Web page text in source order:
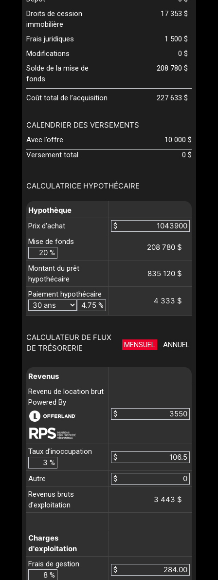
CALCULATRICE HYPOTHÉCAIRE
Hypothèque
Prix d'achat
$
Mise de fonds
%
208 780 $
Montant du prêt
hypothécaire
835 120 $
Paiement hypothécaire
%
4 333 $
CALCULATEUR DE FLUX
DE TRÉSORERIE
MENSUEL ANNUEL
Revenus
Revenu de location brut
Powered By
$
Taux d'inoccupation
%
$
Autre
$
Revenus bruts
d'exploitation
3 443 $
Charges
d'exploitation
Frais de gestion
%
$
Droits de cession
immobilière
17 353 $
Frais juridiques
1 500 $
Modifications
0 $
Solde de la mise de
fonds
208 780 $
Coût total de l’acquisition 227 633 $
CALENDRIER DES VERSEMENTS
Avec l’offre
10 000 $
Versement total
0 $